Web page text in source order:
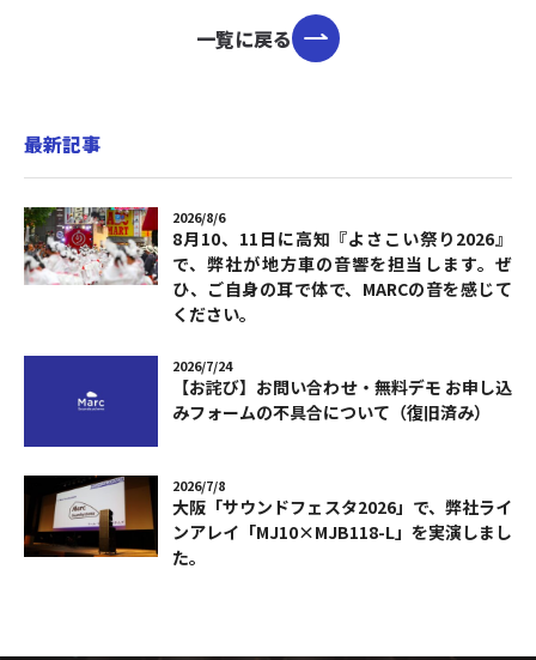
一覧に戻る
最新記事
2026/8/6
8月10、11日に高知『よさこい祭り2026』
で、弊社が地方車の音響を担当します。ぜ
ひ、ご自身の耳で体で、MARCの音を感じて
ください。
2026/7/24
【お詫び】お問い合わせ・無料デモ お申し込
みフォームの不具合について（復旧済み）
2026/7/8
大阪「サウンドフェスタ2026」で、弊社ライ
ンアレイ「MJ10×MJB118-L」を実演しまし
た。